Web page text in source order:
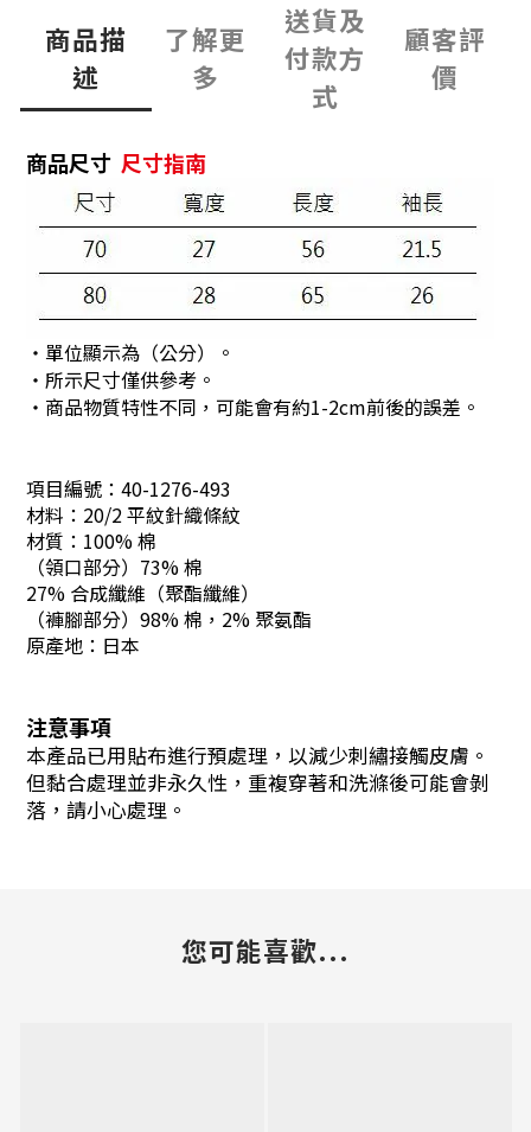
商品描
述
了解更
多
送貨及
付款方
式
顧客評
價
商品尺寸 尺寸指南
・單位顯示為（公分）。
・所示尺寸僅供參考。
・商品物質特性不同，可能會有約1-2cm前後的誤差。
項目編號： 40-1276-493
材料：20/2 平紋針織條紋
材質：100% 棉
（領口部分）73% 棉
27% 合成纖維（聚酯纖維）
（褲腳部分）98% 棉，2% 聚氨酯
原產地：日本
注意事項
本產品已用貼布進行預處理，以減少刺繡接觸皮膚。
但黏合處理並非永久性，重複穿著和洗滌後可能會剝
落，請小心處理。
您可能喜歡...